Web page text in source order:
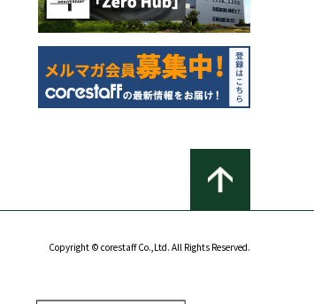
Copyright © corestaff Co.,Ltd. All Rights Reserved.